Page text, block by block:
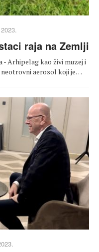
raja na Zemlji
- Arhipelag kao živi muzej i
neotrovni aerosol koji je…